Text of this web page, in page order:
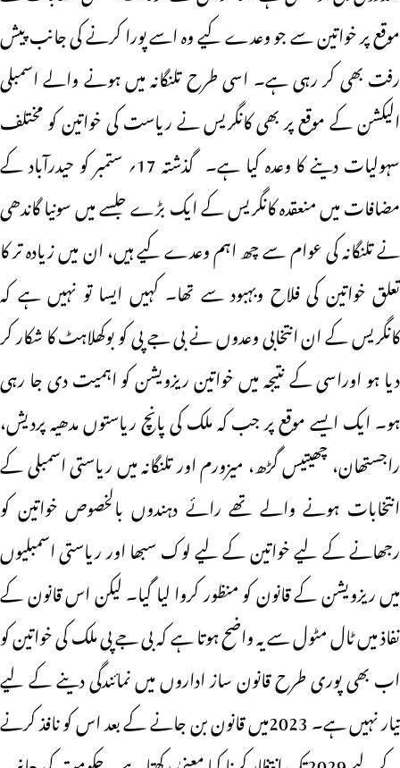
موقع پر خواتین سے جو وعدے کیے وہ اسے پورا کرنے کی جانب پیش
رفت بھی کر رہی ہے۔ اسی طرح تلنگانہ میں ہونے والے اسمبلی
الیکشن کے موقع پر بھی کانگریس نے ریاست کی خواتین کو مختلف
سہولیات دینے کا وعدہ کیا ہے۔ گذشتہ 17؍ ستمبر کو حیدرآباد کے
مضافات میں منعقدہ کانگریس کے ایک بڑے جلسے میں سونیا گاندھی
نے تلنگانہ کی عوام سے چھ اہم وعدے کیے ہیں، ان میں زیادہ تر کا
تعلق خواتین کی فلاح وبہبود سے تھا۔ کہیں ایسا تو نہیں ہے کہ
کانگریس کے ان انتخابی وعدوں نے بی جے پی کو بوکھلاہٹ کا شکار کر
دیا ہو اوراسی کے نتیجہ میں خواتین ریزویشن کو اہمیت دی جا رہی
ہو۔ ایک ایسے موقع پر جب کہ ملک کی پانچ ریاستوں مدھیہ پردیش،
راجستھان، چھیتیس گڑھ، میزورم اور تلنگانہ میں ریاستی اسمبلی کے
انتخابات ہونے والے تھے رائے دہندوں بالخصوص خواتین کو
رجھانے کے لیے خواتین کے لیے لوک سبھا اور ریاستی اسمبلیوں
میں ریزویشن کے قانون کو منظور کروا لیا گیا۔ لیکن اس قانون کے
نفاذ میں ٹال مٹول سے یہ واضح ہوتا ہے کہ بی جے پی ملک کی خواتین کو
اب بھی پوری طرح قانون ساز اداروں میں نمائندگی دینے کے لیے
تیار نہیں ہے۔ 2023میں قانون بن جانے کے بعد اس کو نافذ کرنے